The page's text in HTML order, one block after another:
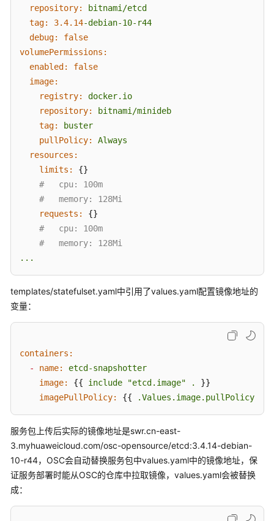
repository:
bitnami/etcd
tag:
3.4.14-debian-10-r44
debug:
false
volumePermissions:
enabled:
false
image:
registry:
docker.io
repository:
bitnami/minideb
tag:
buster
pullPolicy:
Always
resources:
limits:
{}
#   cpu: 100m
#   memory: 128Mi
requests:
{}
#   cpu: 100m
#   memory: 128Mi
...
templates/statefulset.yaml中引用了values.yaml配置镜像地址的
变量：
containers:
-
name:
etcd-snapshotter
image:
{{ include "etcd.image" .
}}
imagePullPolicy:
{{ .Values.image.pullPolicy
服务包上传后实际的镜像地址是swr.cn-east-
3.myhuaweicloud.com/osc-opensource/etcd:3.4.14-debian-
10-r44，OSC会自动替换服务包中values.yaml中的镜像地址，保
证服务部署时能从OSC的仓库中拉取镜像，values.yaml会被替换
成：